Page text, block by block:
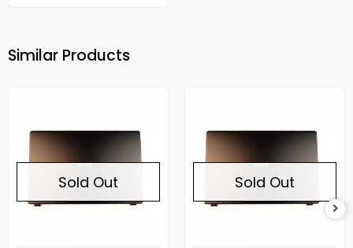
Similar Products
Sold Out Sold Out